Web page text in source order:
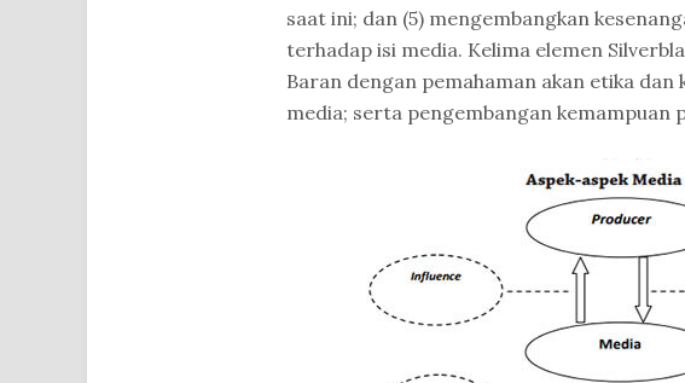
saat ini; dan (5) mengembangkan
terhadap isi media. Kelima elemen
Baran dengan pemahaman akan etika
media; serta pengembangan kemampuan